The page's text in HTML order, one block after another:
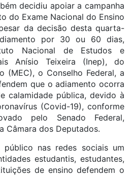
decidiu apoiar a campanha
do Exame Nacional do Ensino
da decisão desta quarta-
por 30 ou 60 dias,
Nacional de Estudos e
Anísio Teixeira (Inep), do
(MEC), o Conselho Federal, a
que o adiamento ocorra
calamidade pública, devido à
(Covid-19), conforme
pelo Senado Federal,
Câmara dos Deputados.
público nas redes sociais um
estudantis, estudantes,
de ensino defendem o